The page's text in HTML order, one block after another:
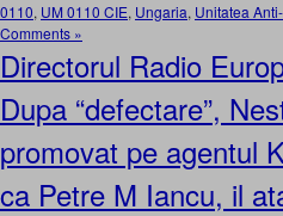
0110, UM 0110 CIE, Ungaria, Unitatea
Comments »
Directorul Radio
Dupa “defectare”,
promovat pe agentul
ca Petre M Iancu, il